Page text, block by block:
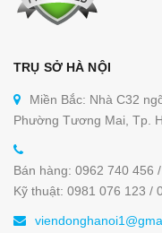
TRỤ SỞ HÀ NỘI
Miền Bắc: Nhà C32
Phường Tương Mai, Tp.
Bán hàng: 0962 740 456
Kỹ thuật: 0981 076 123 /